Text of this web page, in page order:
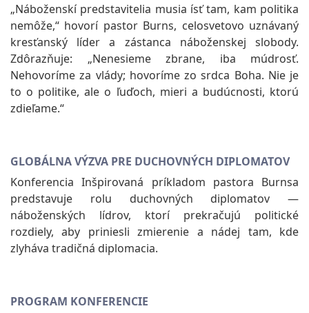
„Náboženskí predstavitelia musia ísť tam, kam politika
nemôže,“ hovorí pastor Burns, celosvetovo uznávaný
kresťanský líder a zástanca náboženskej slobody.
Zdôrazňuje: „Nenesieme zbrane, iba múdrosť.
Nehovoríme za vlády; hovoríme zo srdca Boha. Nie je
to o politike, ale o ľuďoch, mieri a budúcnosti, ktorú
zdieľame.“
GLOBÁLNA VÝZVA PRE DUCHOVNÝCH DIPLOMATOV
Konferencia Inšpirovaná príkladom pastora Burnsa
predstavuje rolu duchovných diplomatov —
náboženských lídrov, ktorí prekračujú politické
rozdiely, aby priniesli zmierenie a nádej tam, kde
zlyháva tradičná diplomacia.
PROGRAM KONFERENCIE